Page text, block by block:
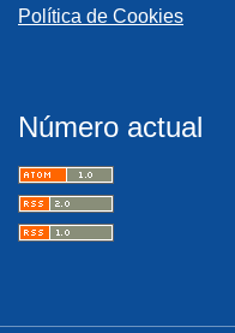
Política de Cookies
Número actual